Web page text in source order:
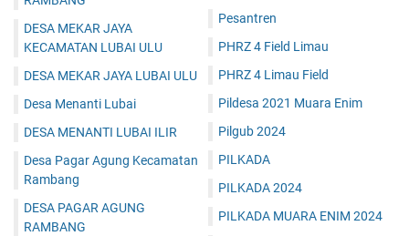
DESA MEKAR JAYA
KECAMATAN LUBAI ULU
DESA MEKAR JAYA LUBAI ULU
Desa Menanti Lubai
DESA MENANTI LUBAI ILIR
Desa Pagar Agung Kecamatan
Rambang
DESA PAGAR AGUNG
RAMBANG
Pesantren
PHRZ 4 Field Limau
PHRZ 4 Limau Field
Pildesa 2021 Muara Enim
Pilgub 2024
PILKADA
PILKADA 2024
PILKADA MUARA ENIM 2024